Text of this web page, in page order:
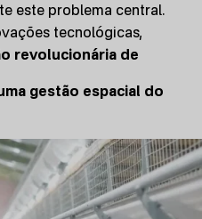
este problema central.
tecnológicas,
revolucionária de
gestão espacial do